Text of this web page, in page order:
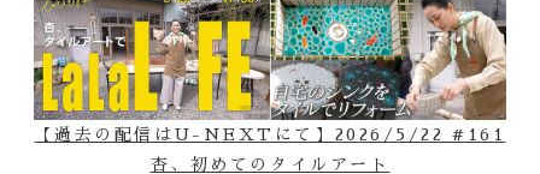
【過去の配信はU-NEXTにて】2026/5/22 #161
杏、初めてのタイルアート